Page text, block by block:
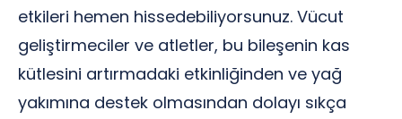
etkileri hemen hissedebiliyorsunuz. Vücut
geliştirmeciler ve atletler, bu bileşenin kas
kütlesini artırmadaki etkinliğinden ve yağ
yakımına destek olmasından dolayı sıkça